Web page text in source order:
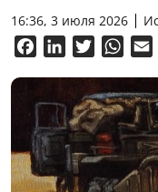
16:36, 3 июля 2026
FacebookLinkedInTwitter